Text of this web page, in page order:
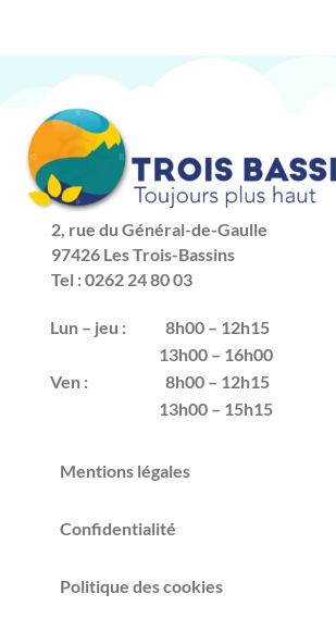
2, rue du Général-de-Gaulle
97426 Les Trois-Bassins
Tel : 0262 24 80 03
Lun – jeu :
8h00 – 12h15
13h00 – 16h00
Ven :
8h00 – 12h15
13h00 – 15h15
Mentions légales
Confidentialité
Politique des cookies